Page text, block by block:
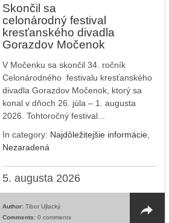
Skončil sa
celonárodný festival
kresťanského divadla
Gorazdov Močenok
V Močenku sa skončil 34. ročník
Celonárodného festivalu kresťanského
divadla Gorazdov Močenok, ktorý sa
konal v dňoch 26. júla – 1. augusta
2026. Tohtoročný festival...
In category: Najdôležitejšie informácie
Nezaradená
5. augusta 2026
Author: Tibor Ujlacký
Comments: 0 comments